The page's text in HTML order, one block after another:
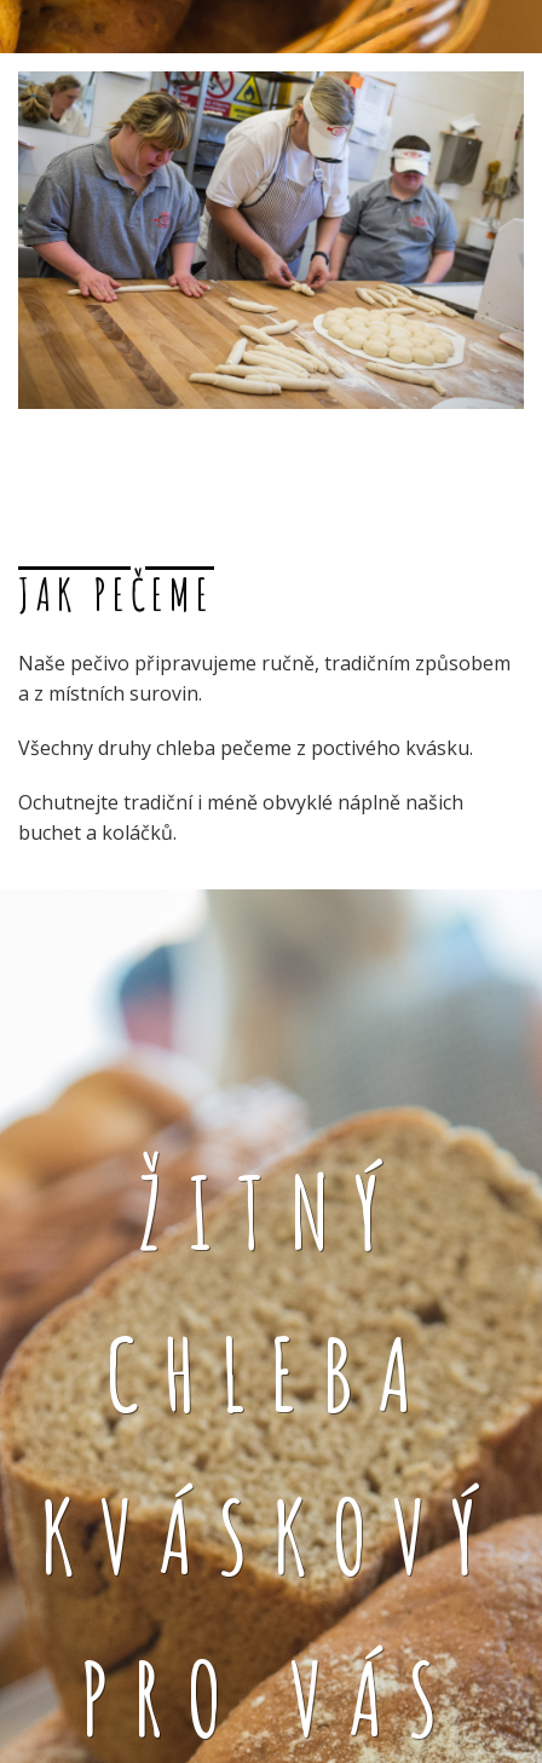
JAK PEČEME
Naše pečivo připravujeme ručně, tradičním způsobem
a z místních surovin.
Všechny druhy chleba pečeme z poctivého kvásku.
Ochutnejte tradiční i méně obvyklé náplně našich
buchet a koláčků.
ŽITNÝ
CHLEBA
KVÁSKOVÝ
PRO VÁS